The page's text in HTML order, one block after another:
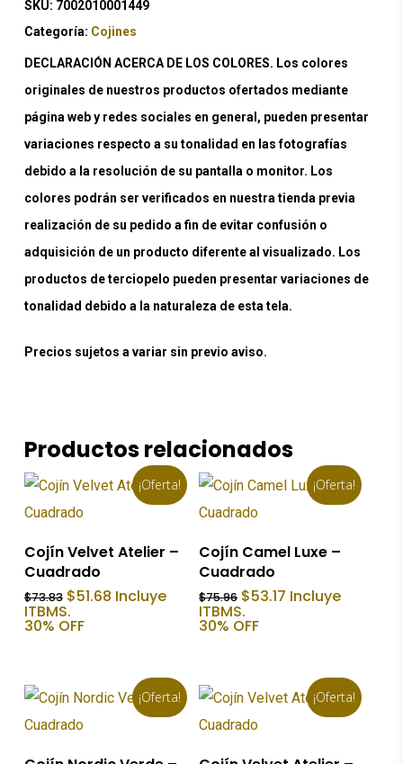
SKU: 7002010001449
Categoría: Cojines
DECLARACIÓN ACERCA DE LOS COLORES. Los colores
originales de nuestros productos ofertados mediante
página web y redes sociales en general, pueden presentar
variaciones respecto a su tonalidad en las fotografías
debido a la resolución de su pantalla o monitor. Los
colores podrán ser verificados en nuestra tienda previa
realización de su pedido a fin de evitar confusión o
adquisición de un producto diferente al visualizado. Los
productos de terciopelo pueden presentar variaciones de
tonalidad debido a la naturaleza de esta tela.
Precios sujetos a variar sin previo aviso.
Productos relacionados
¡Oferta!
Añadir Al Carrito
Cojín Velvet Atelier –
Cuadrado
$73.83 El
precio
original
$51.68El
precio
Incluye
ITBMS.
30% OFF
¡Oferta!
Añadir Al Carrito
Cojín Camel Luxe –
Cuadrado
$75.96 El
precio
original
$53.17 El
precio
Incluye
ITBMS.
30% OFF
¡Oferta!
Añadir Al Carrito
¡Oferta!
Añadir Al Carrito